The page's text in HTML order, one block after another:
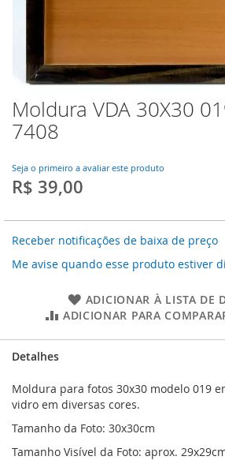
Saltar
para
o
da
Galeria
Moldura VDA 30X30
7408
Seja o primeiro a avaliar este produto
R$ 39,00
Receber notificações de baixa de preço
Me avise quando esse produto estiver
ADICIONAR À LISTA DE
ADICIONAR PARA
Detalhes
Moldura para fotos 30x30 modelo 019
vidro em diversas cores.
Tamanho da Foto: 30x30cm
Tamanho Visível da Foto: aprox.